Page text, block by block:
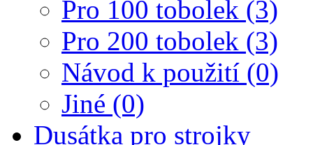
Pro 100 tobolek (3)
Pro 200 tobolek (3)
Návod k použití (0)
Jiné (0)
Dusátka pro strojky